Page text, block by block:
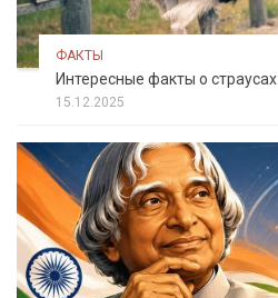
ФАКТЫ
Интересные факты о страусах
15.12.2025